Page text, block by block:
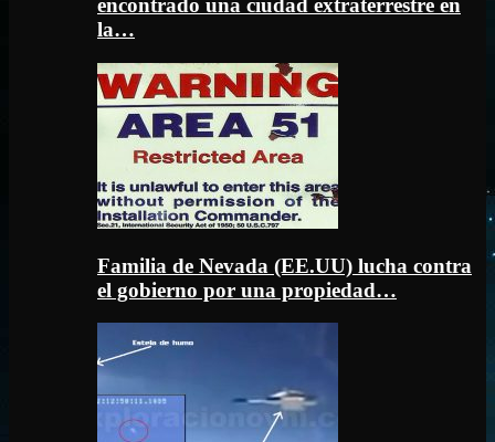
encontrado una ciudad extraterrestre en
la…
Familia de Nevada (EE.UU) lucha contra
el gobierno por una propiedad…